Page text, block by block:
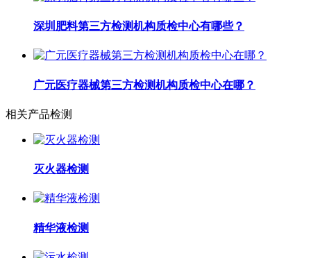
深圳肥料第三方检测机构质检中心有哪些？
广元医疗器械第三方检测机构质检中心在哪？
相关产品检测
灭火器检测
精华液检测